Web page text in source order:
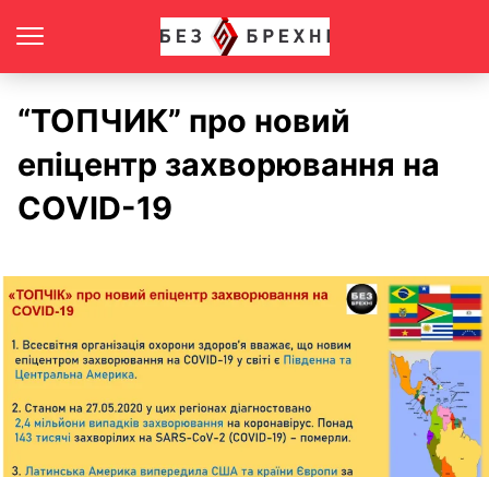
“ТОПЧИК” про новий
епіцентр захворювання на
COVID-19